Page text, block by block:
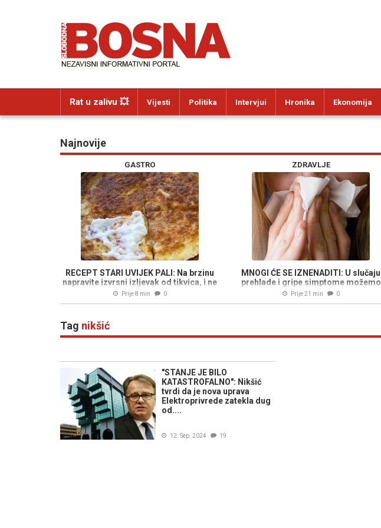
Rat u zalivu 💥 Vijesti Politika Intervjui Hronika Ekonomija
Najnovije
GASTRO
RECEPT STARI UVIJEK PALI: Na brzinu
napravite izvrsni izljevak od tikvica, i ne
zaboravite jogurt...
Prije 8 min 0
ZDRAVLJE
MNOGI ĆE SE IZNENADITI: U slučaju
prehlade i gripe simptome možemo
ublažiti na ovaj način...
Prije 21 min 0
Tag nikšić
"STANJE JE BILO
KATASTROFALNO": Nikšić
tvrdi da je nova uprava
Elektroprivrede zatekla dug
od....
12. Sep. 2024 19